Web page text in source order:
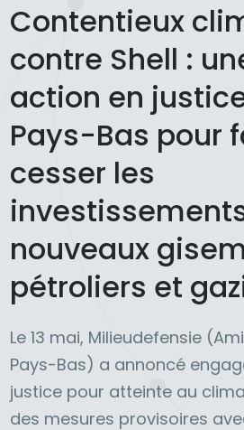
Contentieux
contre Shell :
action en
Pays-Bas pour
cesser les
nouveaux
pétroliers et
Le 13 mai, Milieudefensie
Pays-Bas) a annoncé
justice pour atteinte au
des mesures provisoires